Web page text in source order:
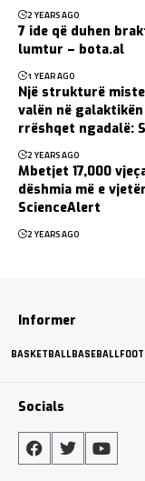
2 YEARS AGO
7 ide që duhen
lumtur – bota.al
1 YEAR AGO
Një strukturë
valën në
rrëshqet ngadalë:
2 YEARS AGO
Mbetjet 17,000
dëshmia më e
ScienceAlert
2 YEARS AGO
Informer
BASKETBALLBASEBALL
Socials